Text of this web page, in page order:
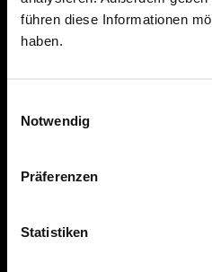
führen diese Informationen
haben.
Notwendig
Präferenzen
Statistiken